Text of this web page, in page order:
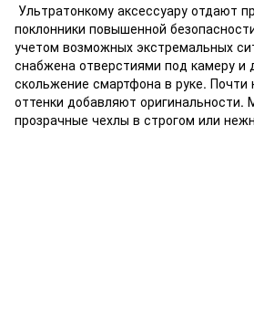
Ультратонкому аксессуару отдают
поклонники повышенной
учетом возможных экстремальных
снабжена отверстиями под камеру и
скольжение смартфона в руке.
оттенки добавляют оригинальности.
прозрачные чехлы в строгом или